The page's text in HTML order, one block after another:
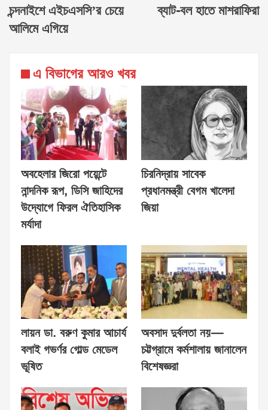
চন্দনাইশে এইচএসসি’র চেয়ে
আলিমে এগিয়ে
ব্যাট-বল হাতে মাশরাফিরা
এ বিভাগের আরও খবর
অবহেলার জিরো পয়েন্টে
নান্দনিক রূপ, ডিসি জাহিদের
উদ্যোগে ফিরল ঐতিহাসিক
মর্যাদা
চিরনিদ্রায় সাবেক
প্রধানমন্ত্রী বেগম খালেদা
জিয়া
লায়ন ডা. বরুণ কুমার আচার্য
বলাই গভর্ণর গোল্ড মেডেল
ভূষিত
অবসাদ দুর্বলতা নয়—
চট্টগ্রামে কর্মশালায় জানালেন
বিশেষজ্ঞরা